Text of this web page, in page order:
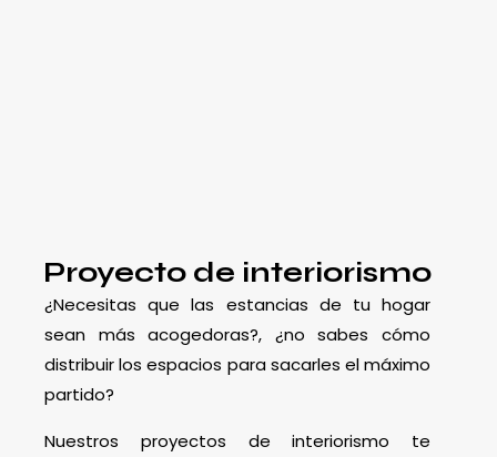
Proyecto de interiorismo
¿Necesitas que las estancias de tu hogar
sean más acogedoras?, ¿no sabes cómo
distribuir los espacios para sacarles el máximo
partido?
Nuestros proyectos de interiorismo te